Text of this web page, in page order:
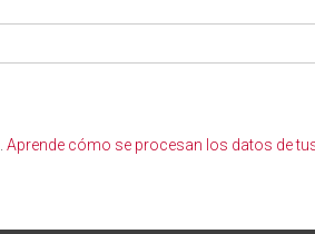
Aprende cómo se procesan los datos de